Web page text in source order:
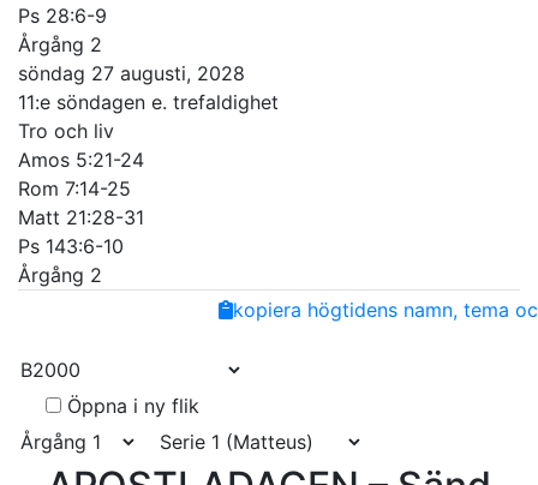
Ps 28:6-9
Årgång 2
söndag 27 augusti, 2028
11:e söndagen e. trefaldighet
Tro och liv
Amos 5:21-24
Rom 7:14-25
Matt 21:28-31
Ps 143:6-10
Årgång 2
EmailCopy
kopiera högtidens namn, tema
Öppna i ny flik